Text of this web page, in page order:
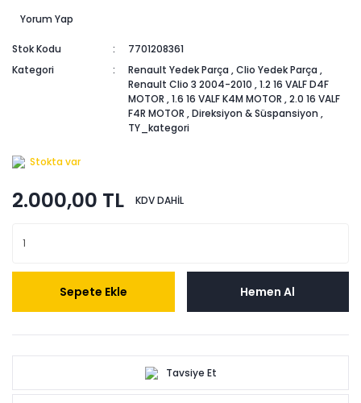
Yorum Yap
Stok Kodu
7701208361
Kategori
Renault Yedek Parça ,Clio Yedek Parça ,
Renault Clio 3 2004-2010 ,1.2 16 VALF D4F
MOTOR ,1.6 16 VALF K4M MOTOR ,2.0 16 VALF
F4R MOTOR ,Direksiyon & Süspansiyon ,
TY_kategori
Stokta var
2.000,00 TL KDV DAHİL
Sepete Ekle Hemen Al
Tavsiye Et